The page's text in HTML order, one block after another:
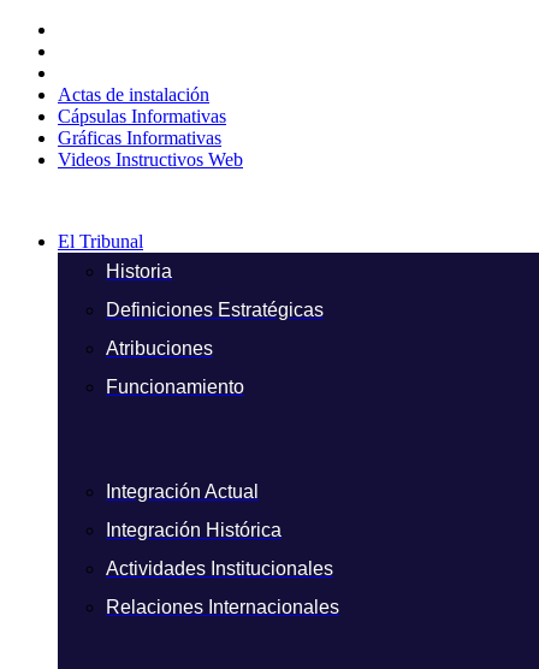
contenido
Actas de instalación
Cápsulas Informativas
Gráficas Informativas
Videos Instructivos Web
El Tribunal
Historia
Definiciones Estratégicas
Atribuciones
Funcionamiento
Integración Actual
Integración Histórica
Actividades Institucionales
Relaciones Internacionales